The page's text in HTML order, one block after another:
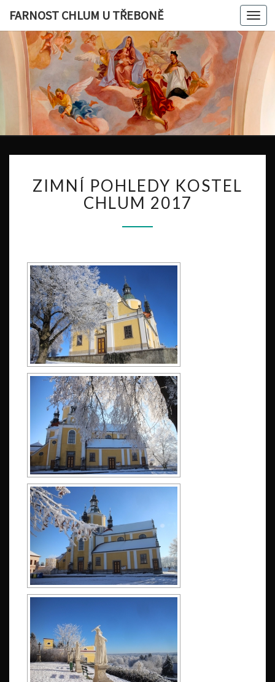
FARNOST CHLUM U TŘEBONĚ
I
M
N
Í
H
D
Y
K
O
S
T
E
L
C
H
L
U
M
2
7
ZIMNÍ POHLEDY KOSTEL
CHLUM 2017